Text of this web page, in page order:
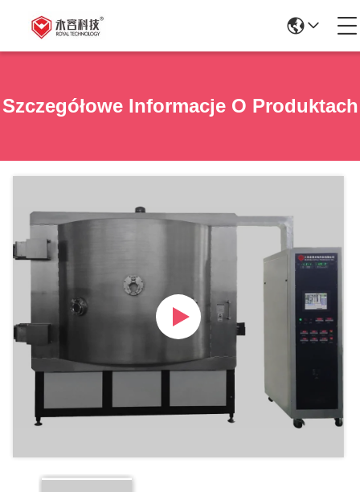
Szczegółowe Informacje O Produktach